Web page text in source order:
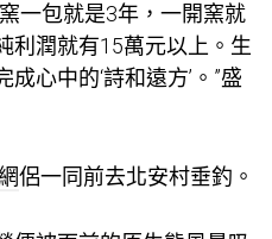
一包就是3年，一開窯就
利潤就有15萬元以上。生
心中的‘詩和遠方’。”盛
侶一同前去北安村垂釣。